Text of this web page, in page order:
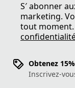
S′ abonner
marketing.
tout
Obtenez
Inscrivez-